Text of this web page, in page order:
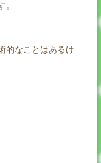
。
的なことはあるけ